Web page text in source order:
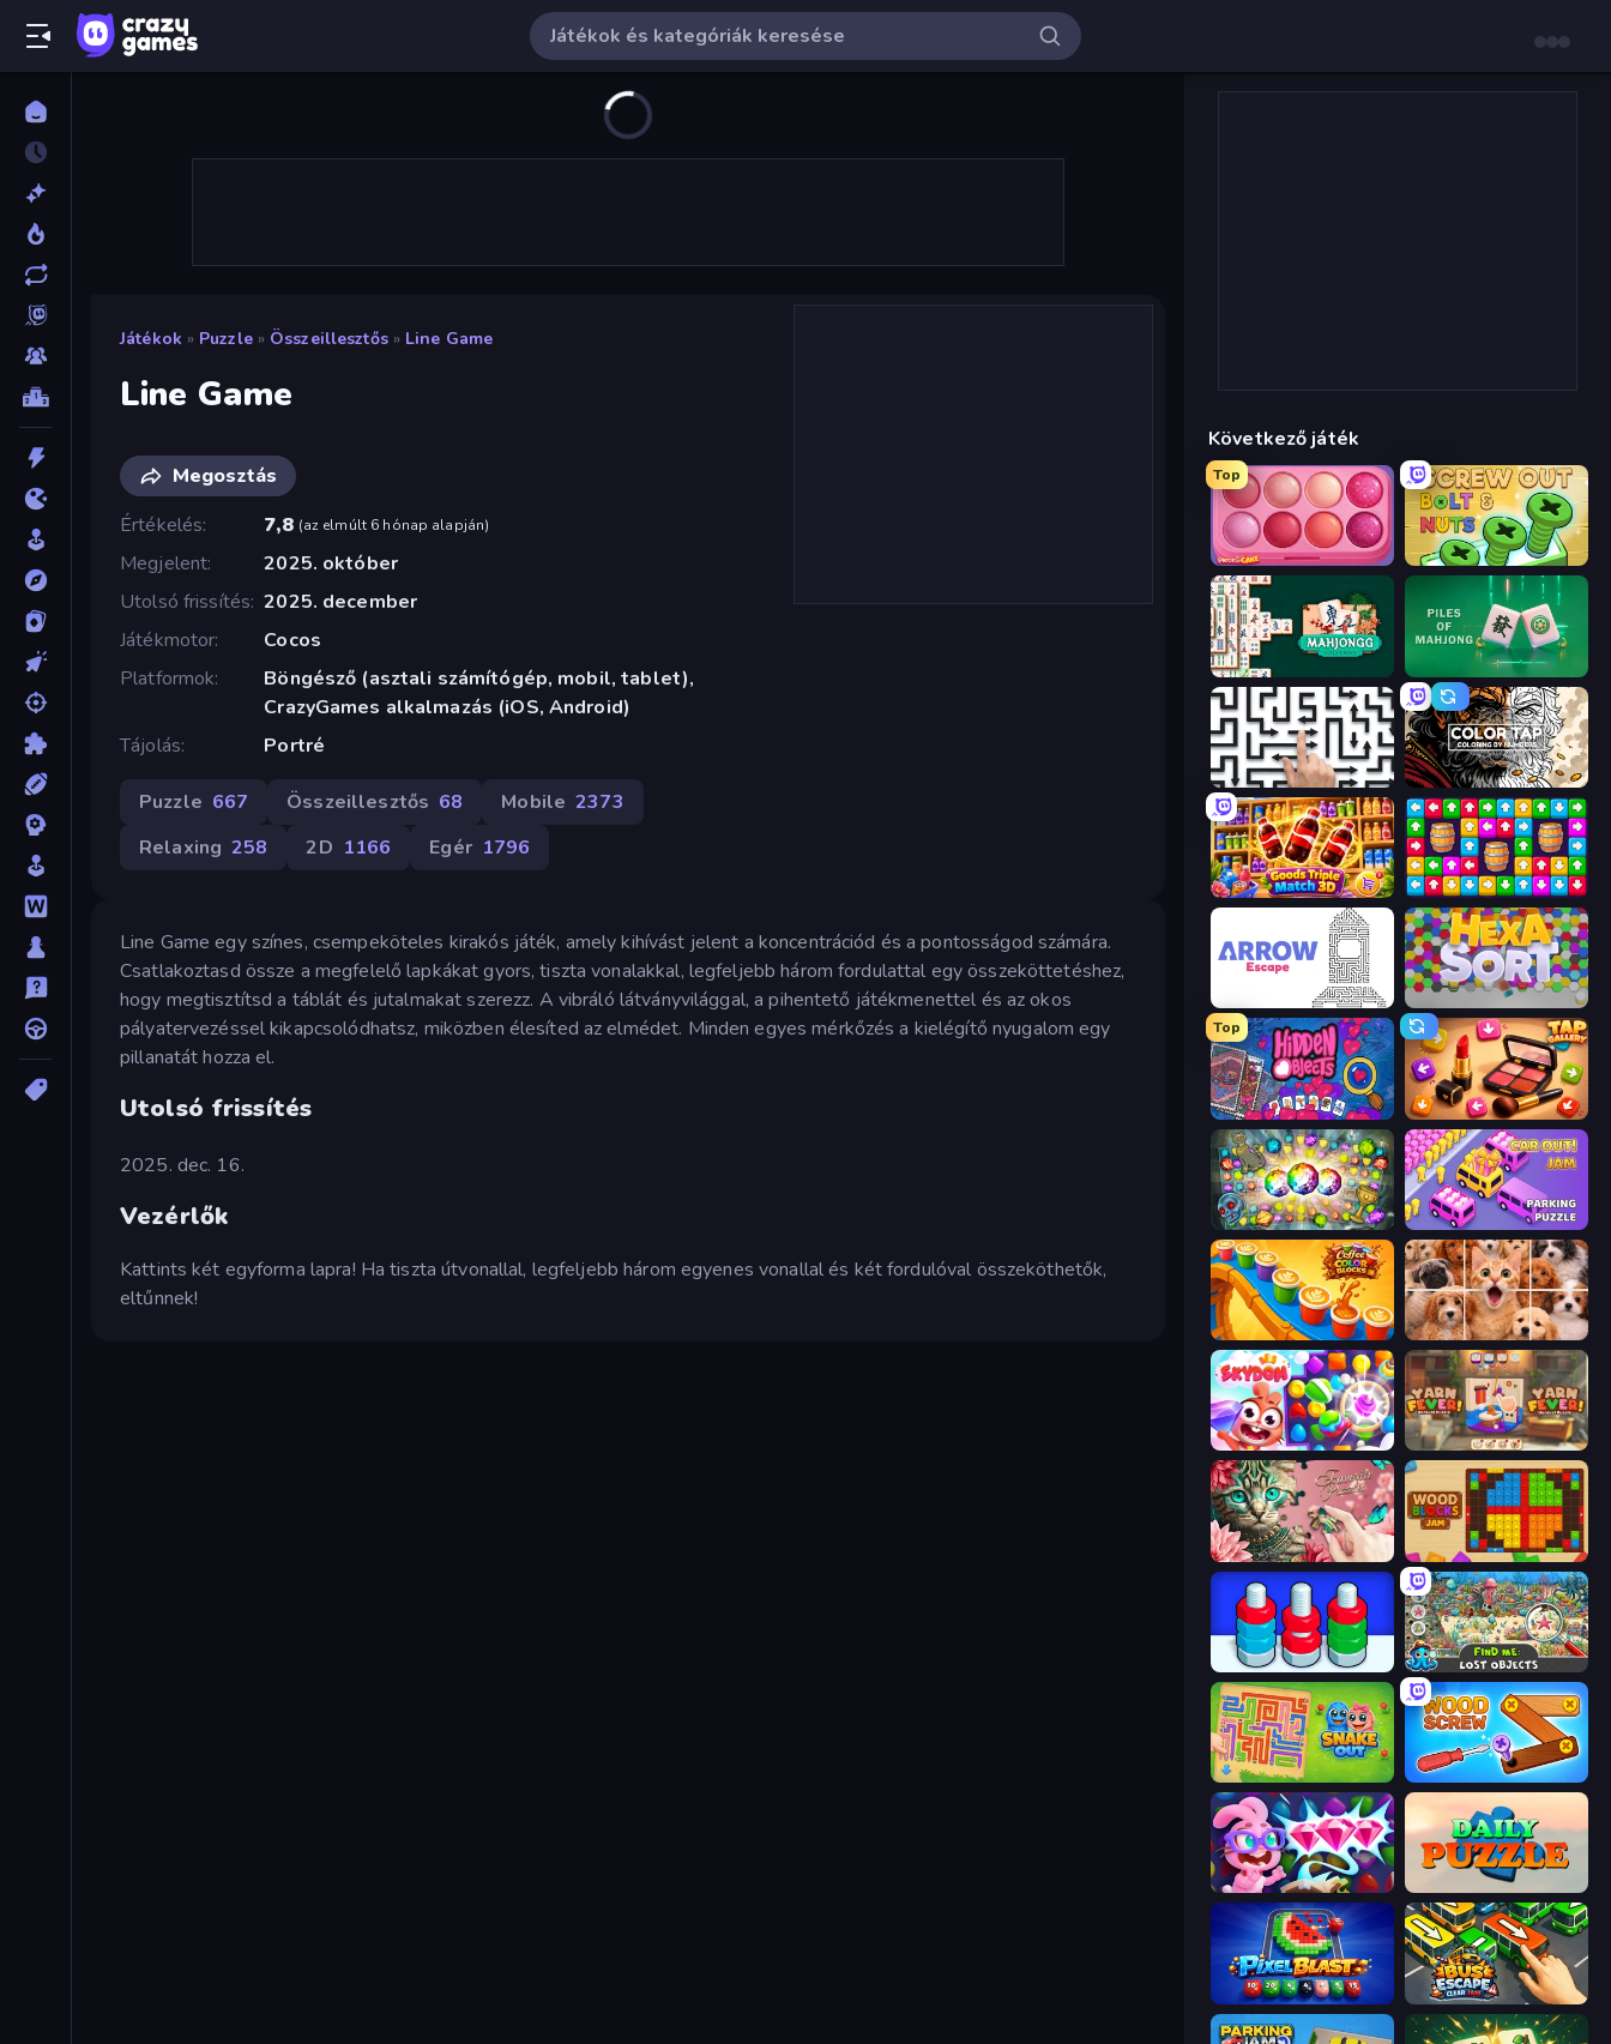
Játékok » Puzzle » Összeillesztős » Line Game
Line Game
Megosztás
Értékelés
7,8 (az elmúlt 6 hónap alapján)
Megjelent
2025. október
Utolsó frissítés 2025. december
Játékmotor
Cocos
Platformok
Böngésző (asztali számítógép, mobil, tablet),
CrazyGames alkalmazás (iOS, Android)
Tájolás
Portré
Puzzle 667 Összeillesztős 68 Mobile 2373
Relaxing 258 2D 1166 Egér 1796
Line Game egy színes, csempeköteles kirakós játék, amely kihívást jelent a koncentrációd és a pontosságod számára.
Csatlakoztasd össze a megfelelő lapkákat gyors, tiszta vonalakkal, legfeljebb három fordulattal egy összeköttetéshez,
hogy megtisztítsd a táblát és jutalmakat szerezz. A vibráló látványvilággal, a pihentető játékmenettel és az okos
pályatervezéssel kikapcsolódhatsz, miközben élesíted az elmédet. Minden egyes mérkőzés a kielégítő nyugalom egy
pillanatát hozza el.
Utolsó frissítés
2025. dec. 16.
Vezérlők
Kattints két egyforma lapra! Ha tiszta útvonallal, legfeljebb három egyenes vonallal és két fordulóval összeköthetők,
eltűnnek!
Következő játék
Top
Piece of Cake: Merge and Bake Screw Out: Bolts and Nuts
Mahjongg Solitaire Piles of Mahjong
Arrow Escape: Puzzle Color Tap: Coloring by Numbers
Goods Triple Match 3D Tap Away Story
Arrow Escape
Top
Hidden Objects Tap Gallery
Forgotten Treasure 2 Car OUT! Jam Parking Puzzle
Coffee Color Blocks Jigpic Solitaire
Skydom Yarn Fever! Unravel Puzzle
Favorite Puzzles Wood Blocks Jam
Find Me: Lost Objects
Snake Out: Maze Escape Wood Screw: Bolts Puzzle
Skydom: Reforged
Pixel Blast Bus Escape: Clear Jam